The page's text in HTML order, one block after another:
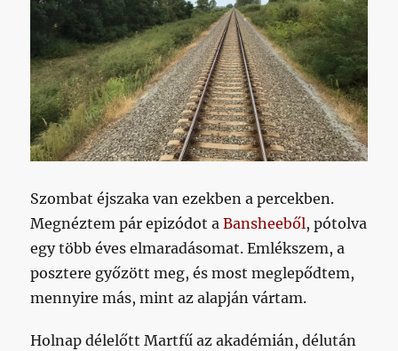
Szombat éjszaka van ezekben a percekben.
Megnéztem pár epizódot aBansheeből, pótolva
egy több éves elmaradásomat. Emlékszem, a
posztere győzött meg, és most meglepődtem,
mennyire más, mint az alapján vártam.
Holnap délelőtt Martfű az akadémián, délután